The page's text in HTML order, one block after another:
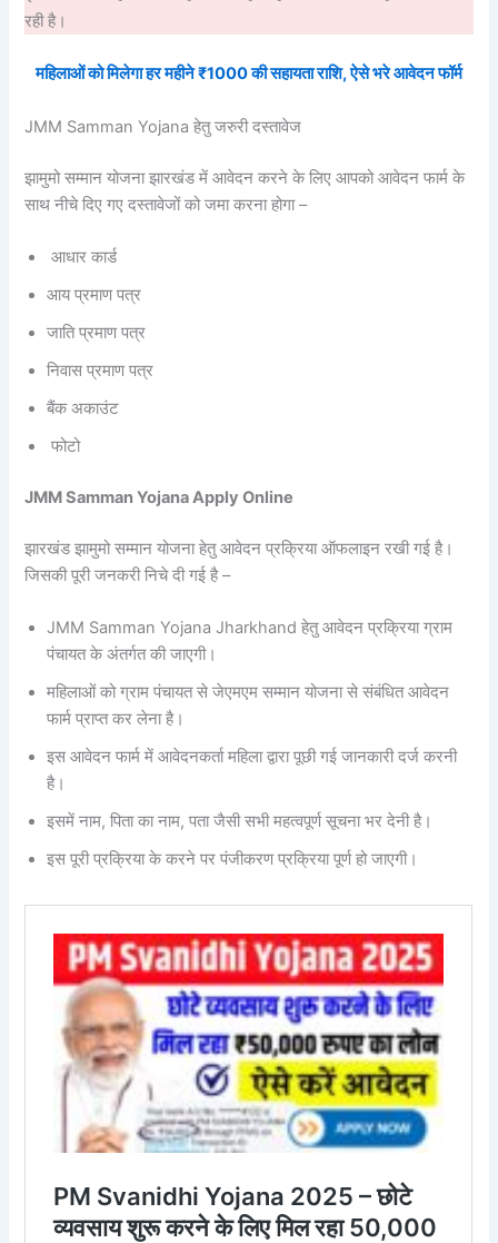
रही है।
महिलाओं को मिलेगा हर महीने ₹1000 की सहायता राशि, ऐसे भरे आवेदन फॉर्म
JMM Samman Yojana हेतु जरुरी दस्तावेज
झामुमो सम्मान योजना झारखंड में आवेदन करने के लिए आपको आवेदन फार्म के
साथ नीचे दिए गए दस्तावेजों को जमा करना होगा –
आधार कार्ड
आय प्रमाण पत्र
जाति प्रमाण पत्र
निवास प्रमाण पत्र
बैंक अकाउंट
फोटो
JMM Samman Yojana Apply Online
झारखंड झामुमो सम्मान योजना हेतु आवेदन प्रक्रिया ऑफलाइन रखी गई है।
जिसकी पूरी जनकरी निचे दी गई है –
JMM Samman Yojana Jharkhand हेतु आवेदन प्रक्रिया ग्राम
पंचायत के अंतर्गत की जाएगी।
महिलाओं को ग्राम पंचायत से जेएमएम सम्मान योजना से संबंधित आवेदन
फार्म प्राप्त कर लेना है।
इस आवेदन फार्म में आवेदनकर्ता महिला द्वारा पूछी गई जानकारी दर्ज करनी
है।
इसमें नाम, पिता का नाम, पता जैसी सभी महत्वपूर्ण सूचना भर देनी है।
इस पूरी प्रक्रिया के करने पर पंजीकरण प्रक्रिया पूर्ण हो जाएगी।